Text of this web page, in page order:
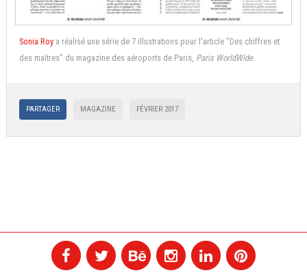
Sonia Roy a réalisé une série de 7 illustrations pour l'article "Des chiffres et
des maîtres" du magazine des aéroports de Paris, Paris WorldWide.
PARTAGER MAGAZINE FÉVRIER 2017